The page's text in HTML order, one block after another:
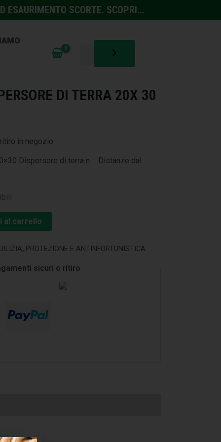
ESAURIMENTO SCORTE. SCOPRI...
DI TERRA 20X 30
in negozio
Dispersore di terra n. .. Distanze dal
al carrello
, PROTEZIONE E ANTINFORTUNISTICA
sicuri o ritiro